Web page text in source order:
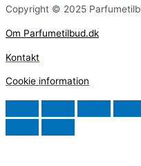
Copyright © 2025
Om Parfumetilbud.dk
Kontakt
Cookie information